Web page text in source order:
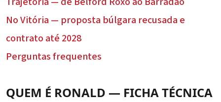
No Vitória — proposta búlgara recusada e
contrato até 2028
Perguntas frequentes
QUEM É RONALD — FICHA TÉCNICA